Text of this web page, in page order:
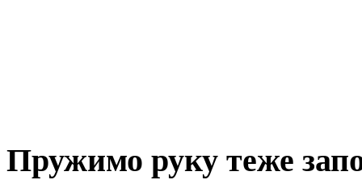
Пружимо руку теже